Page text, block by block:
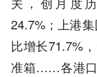
24.7%；上港
比增长71.7%
准箱……各港口